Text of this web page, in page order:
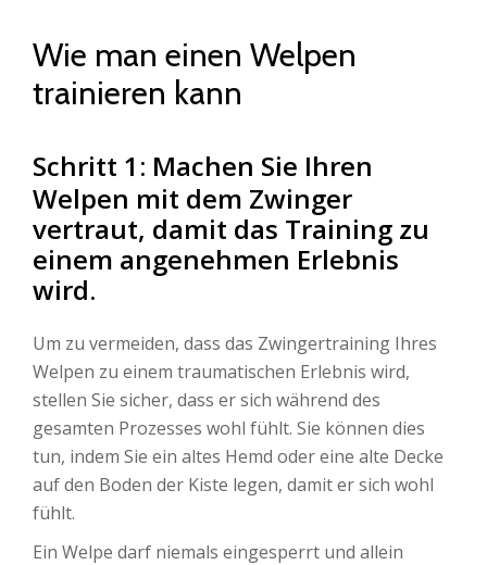
Wie man einen Welpen
trainieren kann
Schritt 1: Machen Sie Ihren
Welpen mit dem Zwinger
vertraut, damit das Training zu
einem angenehmen Erlebnis
wird.
Um zu vermeiden, dass das Zwingertraining Ihres
Welpen zu einem traumatischen Erlebnis wird,
stellen Sie sicher, dass er sich während des
gesamten Prozesses wohl fühlt. Sie können dies
tun, indem Sie ein altes Hemd oder eine alte Decke
auf den Boden der Kiste legen, damit er sich wohl
fühlt.
Ein Welpe darf niemals eingesperrt und allein